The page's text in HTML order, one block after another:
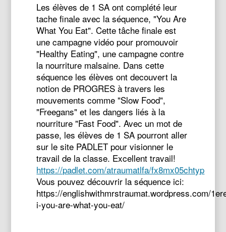
Les élèves de 1 SA ont complété leur
tache finale avec la séquence, "You Are
What You Eat". Cette tâche finale est
une campagne vidéo pour promouvoir
"Healthy Eating", une campagne contre
la nourriture malsaine. Dans cette
séquence les élèves ont decouvert la
notion de PROGRES à travers les
mouvements comme "Slow Food",
"Freegans" et les dangers liés à la
nourriture "Fast Food". Avec un mot de
passe, les élèves de 1 SA pourront aller
sur le site PADLET pour visionner le
travail de la classe. Excellent travail!
https://padlet.com/atraumatlfa/fx8mx05chtyp
Vous pouvez découvrir la séquence ici:
https://englishwithmrstraumat.wordpress.com/
i-you-are-what-you-eat/